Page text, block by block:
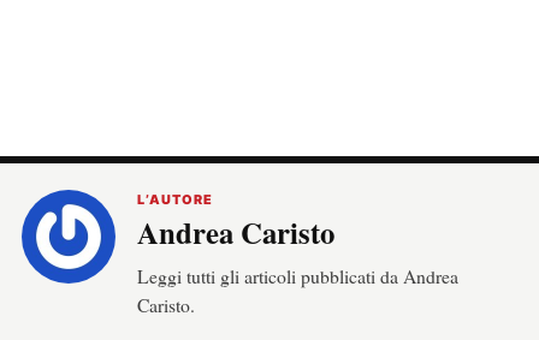
L’AUTORE
Andrea Caristo
Leggi tutti gli articoli pubblicati da Andrea
Caristo.